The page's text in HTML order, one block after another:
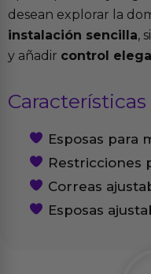
desean explorar la
instalación sencilla,
y añadir control
Características
Esposas para
Restricciones
Correas
Esposas